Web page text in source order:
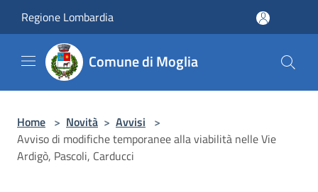
Regione Lombardia
Comune di Moglia
Home > Novità > Avvisi >
Avviso di modifiche temporanee alla viabilità nelle Vie
Ardigò, Pascoli, Carducci